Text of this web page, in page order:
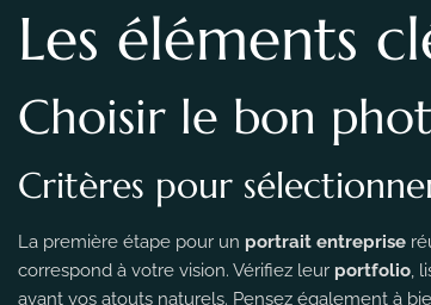
Les éléments
Choisir le bon
Critères pour
La première étape pour un portrait entreprise
correspond à votre vision. Vérifiez leur portfolio,
avant vos atouts naturels. Pensez également à